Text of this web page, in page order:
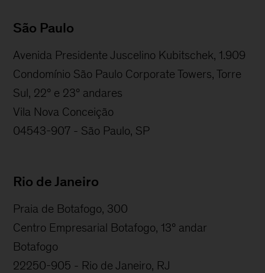
São Paulo
Avenida Presidente Juscelino Kubitschek, 1.909
Condomínio São Paulo Corporate Towers, Torre
Sul, 22º e 23º andares
Vila Nova Conceição
04543-907 - São Paulo, SP
Rio de Janeiro
Praia de Botafogo, 300
Centro Empresarial Botafogo, 13º andar
Botafogo
22250-905 - Rio de Janeiro, RJ